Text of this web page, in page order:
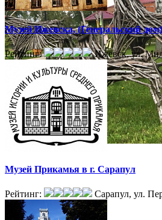
Музей Ижевска, (Генеральский дом)
Рейтинг: Ижевск, ул.
Музей Прикамья в г. Сарапул
Рейтинг: Сарапул, ул.